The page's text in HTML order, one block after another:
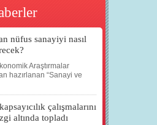
nüfus sanayiyi nasıl
Araştırmalar
hazırlanan “Sanayi ve
çalışmalarını
altında topladı